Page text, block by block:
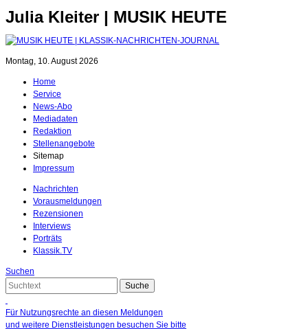
Julia Kleiter | MUSIK HEUTE
Montag, 10. August 2026
Home
Service
News-Abo
Mediadaten
Redaktion
Stellenangebote
Sitemap
Impressum
Nachrichten
Vorausmeldungen
Rezensionen
Interviews
Porträts
Klassik.TV
Suchen
Für Nutzungsrechte an diesen Meldungen
und weitere Dienstleistungen besuchen Sie bitte